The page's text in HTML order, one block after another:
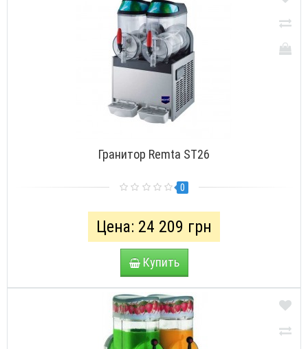
Гранитор Remta ST26
0
Цена: 24 209 грн
Купить